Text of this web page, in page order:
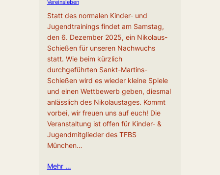
Vereinsleben
Statt des normalen Kinder- und
Jugendtrainings findet am Samstag,
den 6. Dezember 2025, ein Nikolaus-
Schießen für unseren Nachwuchs
statt. Wie beim kürzlich
durchgeführten Sankt-Martins-
Schießen wird es wieder kleine Spiele
und einen Wettbewerb geben, diesmal
anlässlich des Nikolaustages. Kommt
vorbei, wir freuen uns auf euch! Die
Veranstaltung ist offen für Kinder- &
Jugendmitglieder des TFBS
München…
Mehr …